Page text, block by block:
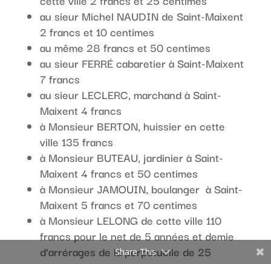
au sieur Michel NAUDIN de Saint-Maixent
2 francs et 10 centimes
au même 28 francs et 50 centimes
au sieur FERRÉ cabaretier à Saint-Maixent
7 francs
au sieur LECLERC, marchand à Saint-
Maixent 4 francs
à Monsieur BERTON, huissier en cette
ville 135 francs
à Monsieur BUTEAU, jardinier à Saint-
Maixent 4 francs et 50 centimes
à Monsieur JAMOUIN, boulanger à Saint-
Maixent 5 francs et 70 centimes
à Monsieur LELONG de cette ville 110
francs pour le net de 5 années et demie
d’arrérages de la perpétuelle de 25
Share This